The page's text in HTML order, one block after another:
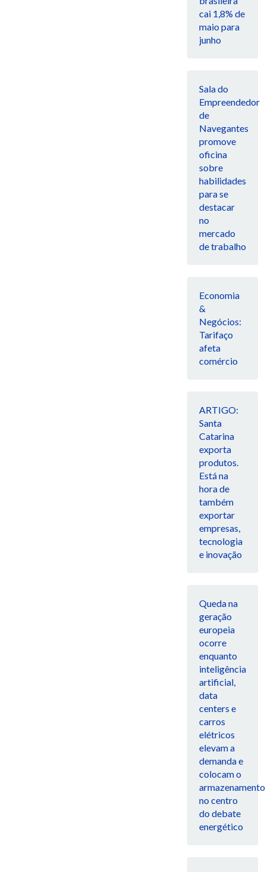
cai 1,8% de
maio para
junho
Sala do
Empreendedor
de
Navegantes
promove
oficina
sobre
habilidades
para se
destacar
no
mercado
de trabalho
Economia
&
Negócios:
Tarifaço
afeta
comércio
ARTIGO:
Santa
Catarina
exporta
produtos.
Está na
hora de
também
exportar
empresas,
tecnologia
e inovação
Queda na
geração
europeia
ocorre
enquanto
inteligência
artificial,
data
centers e
carros
elétricos
elevam a
demanda e
colocam o
armazenamento
no centro
do debate
energético